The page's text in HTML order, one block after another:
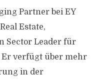
Partner bei EY
Estate,
Sector Leader für
Er verfügt über mehr
in der